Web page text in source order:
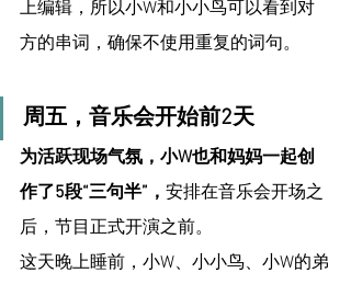
上编辑，所以小W和小小鸟可以看到对
方的串词，确保不使用重复的词句。
周五，音乐会开始前2天
为活跃现场气氛，小W也和妈妈一起创
作了5段“三句半”， 安排在音乐会开场之
后，节目正式开演之前。
这天晚上睡前，小W、小小鸟、小W的弟